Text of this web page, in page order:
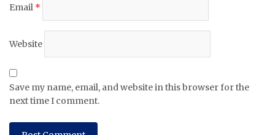
Email *
Website
Save my name, email, and website in this browser for the
next time I comment.